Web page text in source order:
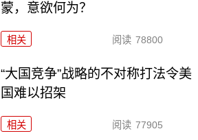
蒙，意欲何为？
相关 阅读 78800
“大国竞争”战略的不对称打法令美
国难以招架
相关 阅读 77905